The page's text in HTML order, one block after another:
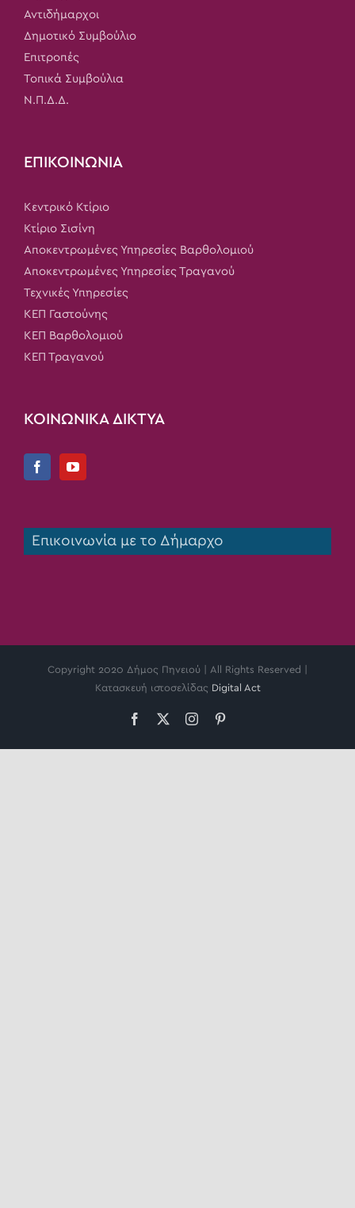
Αντιδήμαρχοι
Δημοτικό Συμβούλιο
Επιτροπές
Τοπικά Συμβούλια
Ν.Π.Δ.Δ.
ΕΠΙΚΟΙΝΩΝΙΑ
Κεντρικό Κτίριο
Κτίριο Σισίνη
Αποκεντρωμένες Υπηρεσίες Βαρθολομιού
Αποκεντρωμένες Υπηρεσίες Τραγανού
Τεχνικές Υπηρεσίες
ΚΕΠ Γαστούνης
ΚΕΠ Βαρθολομιού
ΚΕΠ Τραγανού
ΚΟΙΝΩΝΙΚΑ ΔΙΚΤΥΑ
Επικοινωνία με το Δήμαρχο
Copyright 2020 Δήμος Πηνειού | All Rights Reserved |
Κατασκευή ιστοσελίδας Digital Act
Facebook Instagram